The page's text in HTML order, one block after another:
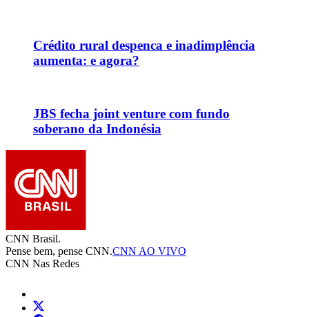
Crédito rural despenca e inadimplência
aumenta: e agora?
JBS fecha joint venture com fundo
soberano da Indonésia
CNN Brasil.
Pense bem, pense CNN.CNN AO VIVO
CNN Nas Redes